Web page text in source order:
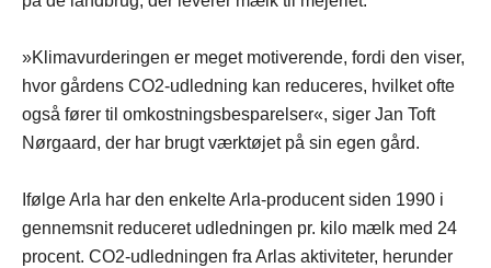
»Klimavurderingen er meget motiverende, fordi den viser,
hvor gårdens CO2-udledning kan reduceres, hvilket ofte
også fører til omkostningsbesparelser«, siger Jan Toft
Nørgaard, der har brugt værktøjet på sin egen gård.
Ifølge Arla har den enkelte Arla-producent siden 1990 i
gennemsnit reduceret udledningen pr. kilo mælk med 24
procent. CO2-udledningen fra Arlas aktiviteter, herunder